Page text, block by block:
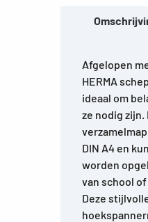
Afgelopen
HERMA
ideaal om
ze nodig zijn.
DIN A4 en
worden
van school
Deze